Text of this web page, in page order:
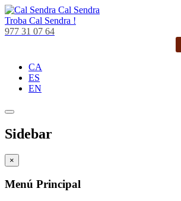
Cal Sendra
Troba Cal Sendra !
977 31 07 64
CA
ES
EN
Sidebar
×
Menú Principal